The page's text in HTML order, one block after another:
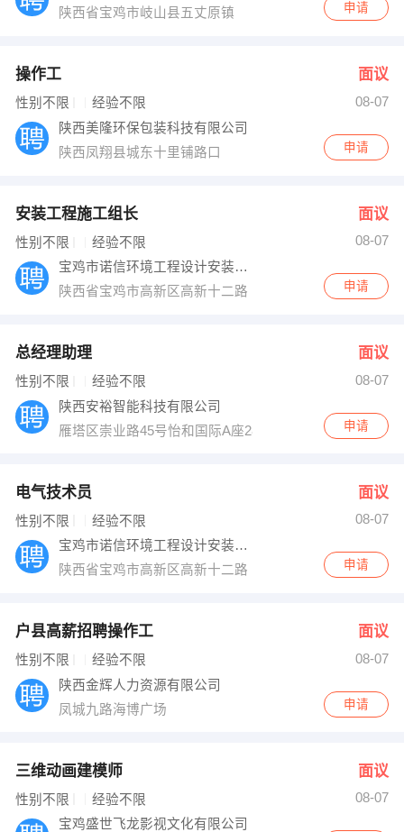
陕西省宝鸡市岐山县五丈原镇
申请
操作工 面议
性别不限 经验不限
08-07
陕西美隆环保包装科技有限公司
陕西凤翔县城东十里铺路口
申请
安装工程施工组长 面议
性别不限 经验不限
08-07
宝鸡市诺信环境工程设计安装有限公司
陕西省宝鸡市高新区高新十二路（平安路）南口申请
总经理助理 面议
性别不限 经验不限
08-07
陕西安裕智能科技有限公司
雁塔区崇业路45号怡和国际A座2801-2802室
申请
电气技术员 面议
性别不限 经验不限
08-07
宝鸡市诺信环境工程设计安装有限公司
陕西省宝鸡市高新区高新十二路（平安路）南口申请
户县高薪招聘操作工 面议
性别不限 经验不限
08-07
陕西金辉人力资源有限公司
凤城九路海博广场
申请
三维动画建模师 面议
性别不限 经验不限
08-07
宝鸡盛世飞龙影视文化有限公司